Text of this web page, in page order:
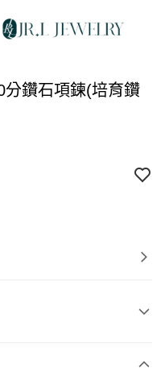
鑽石項鍊(培育鑽